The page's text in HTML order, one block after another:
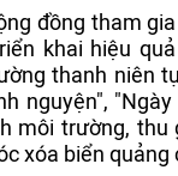
đồng tham
khai hiệu
thanh niên
nguyện", "Ngày
môi trường, thu
xóa biển quảng